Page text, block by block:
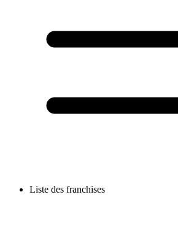
Liste des franchises